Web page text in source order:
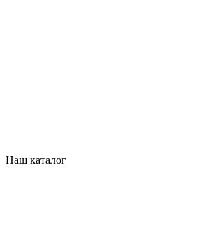
Наш каталог